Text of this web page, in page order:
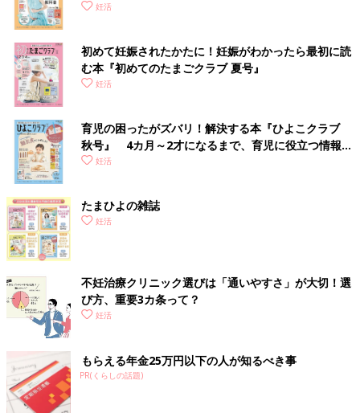
妊活
初めて妊娠されたかたに！妊娠がわかったら最初に読
む本『初めてのたまごクラブ 夏号』
妊活
育児の困ったがズバリ！解決する本『ひよこクラブ
秋号』 4カ月～2才になるまで、育児に役立つ情報が
いっぱい！
妊活
たまひよの雑誌
妊活
不妊治療クリニック選びは「通いやすさ」が大切！選
び方、重要3カ条って？
妊活
もらえる年金25万円以下の人が知るべき事
PR(くらしの話題)